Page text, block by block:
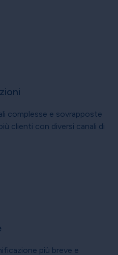
complesse e sovrapposte
clienti con diversi canali di
più breve e